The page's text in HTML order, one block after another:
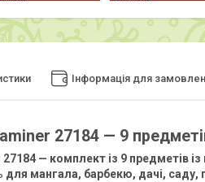
Інформація для
27184 — 9
— комплект із 9 предметів
для мангала, барбекю, дачі, саду,